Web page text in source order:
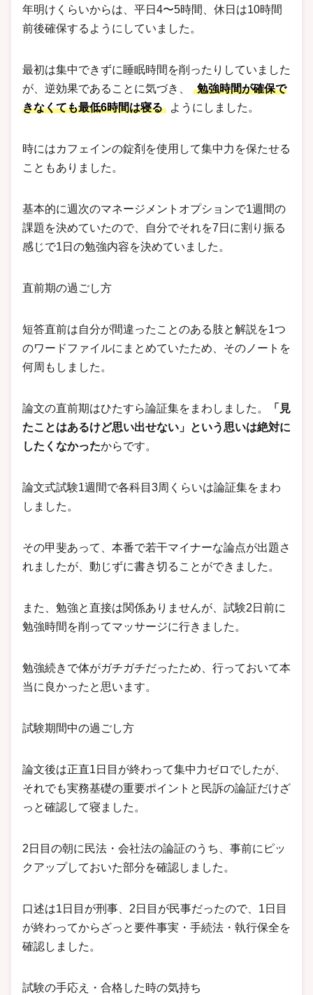
年明けくらいからは、平日4〜5時間、休日は10時間
前後確保するようにしていました。
最初は集中できずに睡眠時間を削ったりしていました
が、逆効果であることに気づき、
勉強時間が確保で
きなくても最低6時間は寝る
ようにしました。
時にはカフェインの錠剤を使用して集中力を保たせる
こともありました。
基本的に週次のマネージメントオプションで1週間の
課題を決めていたので、自分でそれを7日に割り振る
感じで1日の勉強内容を決めていました。
直前期の過ごし方
短答直前は自分が間違ったことのある肢と解説を1つ
のワードファイルにまとめていたため、そのノートを
何周もしました。
論文の直前期はひたすら論証集をまわしました。
「見
たことはあるけど思い出せない」という思いは絶対に
したくなかったからです。
論文式試験1週間で各科目3周くらいは論証集をまわ
しました。
その甲斐あって、本番で若干マイナーな論点が出題さ
れましたが、動じずに書き切ることができました。
また、勉強と直接は関係ありませんが、試験2日前に
勉強時間を削ってマッサージに行きました。
勉強続きで体がガチガチだったため、行っておいて本
当に良かったと思います。
試験期間中の過ごし方
論文後は正直1日目が終わって集中力ゼロでしたが、
それでも実務基礎の重要ポイントと民訴の論証だけざ
っと確認して寝ました。
2日目の朝に民法・会社法の論証のうち、事前にピッ
クアップしておいた部分を確認しました。
口述は1日目が刑事、2日目が民事だったので、1日目
が終わってからざっと要件事実・手続法・執行保全を
確認しました。
試験の手応え・合格した時の気持ち